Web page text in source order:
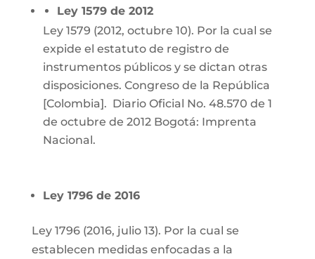
Ley 1579 de 2012
Ley 1579 (2012, octubre 10). Por la cual se
expide el estatuto de registro de
instrumentos públicos y se dictan otras
disposiciones. Congreso de la República
[Colombia]. Diario Oficial No. 48.570 de 1
de octubre de 2012 Bogotá: Imprenta
Nacional.
Ley 1796 de 2016
Ley 1796 (2016, julio 13). Por la cual se
establecen medidas enfocadas a la